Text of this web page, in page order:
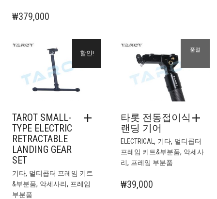
₩379,000
할인!
TAROT SMALL-
TYPE ELECTRIC
RETRACTABLE
LANDING GEAR
SET
기타, 멀티콥터 프레임 키트
&부분품, 악세사리, 프레임
부분품
품절
타롯 전동접이식
랜딩 기어
ELECTRICAL , 기타, 멀티콥터
프레임 키트&부분품, 악세사
리, 프레임 부분품
₩39,000